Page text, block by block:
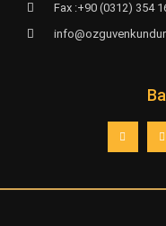
Fax :+90 (0312) 354